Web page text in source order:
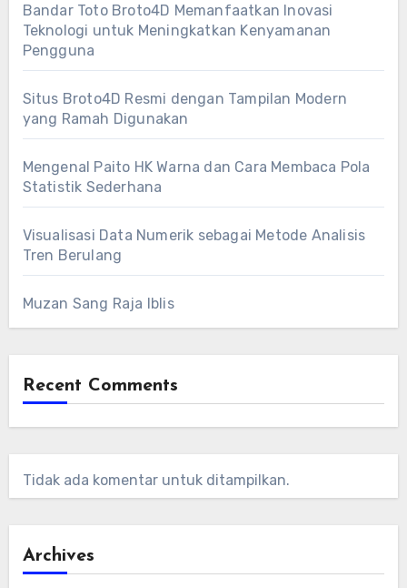
Bandar Toto Broto4D Memanfaatkan Inovasi
Teknologi untuk Meningkatkan Kenyamanan
Pengguna
Situs Broto4D Resmi dengan Tampilan Modern
yang Ramah Digunakan
Mengenal Paito HK Warna dan Cara Membaca Pola
Statistik Sederhana
Visualisasi Data Numerik sebagai Metode Analisis
Tren Berulang
Muzan Sang Raja Iblis
Recent Comments
Tidak ada komentar untuk ditampilkan.
Archives